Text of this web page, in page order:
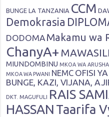
BUNGE LA TANZANIA CCM
Demokrasia
DODOMA Makamu wa
ChanyA+
MIUNDOMBINU MKOA WA ARUSHA
MKOA WA PWANI NEMC OFISI
BUNGE, KAZI, VIJANA,
DKT. MAGUFULI RAIS
HASSAN Taarifa